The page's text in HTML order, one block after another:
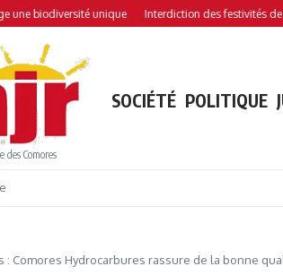
unique Interdiction des festivités de
des Comores
SOCIÉTÉ POLITIQUE
: Comores Hydrocarbures rassure de la bonne